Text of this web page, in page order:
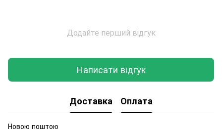
Додайте перший відгук
Написати відгук
Доставка Оплата
Новою поштою